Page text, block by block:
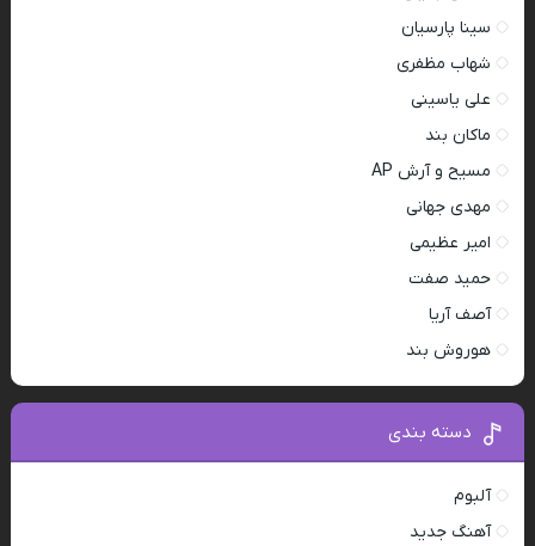
سینا پارسیان
شهاب مظفری
علی یاسینی
ماکان بند
مسیح و آرش AP
مهدی جهانی
امیر عظیمی
حمید صفت
آصف آریا
هوروش بند
دسته بندی
آلبوم
آهنگ جدید